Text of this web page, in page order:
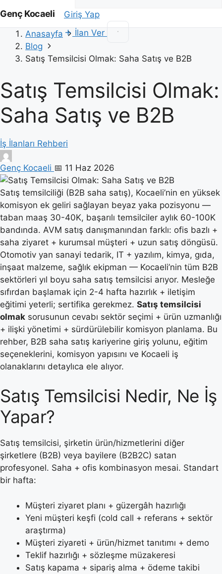
Genç Kocaeli
Giriş Yap
İlan Ver
Anasayfa
Blog
Satış Temsilcisi Olmak: Saha Satış ve B2B
Satış Temsilcisi Olmak:
Saha Satış ve B2B
İş İlanları Rehberi
Genç Kocaeli 📅 11 Haz 2026
Satış temsilciliği (B2B saha satış), Kocaeli’nin en yüksek
komisyon ek geliri sağlayan beyaz yaka pozisyonu —
taban maaş 30-40K, başarılı temsilciler aylık 60-100K
bandında. AVM satış danışmanından farklı: ofis bazlı +
saha ziyaret + kurumsal müşteri + uzun satış döngüsü.
Otomotiv yan sanayi tedarik, IT + yazılım, kimya, gıda,
inşaat malzeme, sağlık ekipman — Kocaeli’nin tüm B2B
sektörleri yıl boyu saha satış temsilcisi arıyor. Mesleğe
sıfırdan başlamak için 2-4 hafta hazırlık + iletişim
eğitimi yeterli; sertifika gerekmez. Satış temsilcisi
olmak sorusunun cevabı sektör seçimi + ürün uzmanlığı
+ ilişki yönetimi + sürdürülebilir komisyon planlama. Bu
rehber, B2B saha satış kariyerine giriş yolunu, eğitim
seçeneklerini, komisyon yapısını ve Kocaeli iş
olanaklarını detaylıca ele alıyor.
Satış Temsilcisi Nedir, Ne İş
Yapar?
Satış temsilcisi, şirketin ürün/hizmetlerini diğer
şirketlere (B2B) veya bayilere (B2B2C) satan
profesyonel. Saha + ofis kombinasyon mesai. Standart
bir hafta:
Müşteri ziyaret planı + güzergâh hazırlığı
Yeni müşteri keşfi (cold call + referans + sektör
araştırma)
Müşteri ziyareti + ürün/hizmet tanıtımı + demo
Teklif hazırlığı + sözleşme müzakeresi
Satış kapama + sipariş alma + ödeme takibi